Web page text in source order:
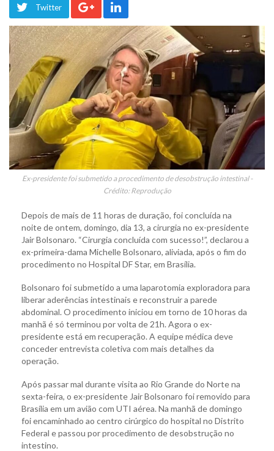
Twitter
Ex-presidente foi submetido a procedimento de desobstrução intestinal -
Crédito: Reprodução
Depois de mais de 11 horas de duração, foi concluída na
noite de ontem, domingo, dia 13, a cirurgia no ex-presidente
Jair Bolsonaro. “Cirurgia concluída com sucesso!”, declarou a
ex-primeira-dama Michelle Bolsonaro, aliviada, após o fim do
procedimento no Hospital DF Star, em Brasília.
Bolsonaro foi submetido a uma laparotomia exploradora para
liberar aderências intestinais e reconstruir a parede
abdominal. O procedimento iniciou em torno de 10 horas da
manhã é só terminou por volta de 21h. Agora o ex-
presidente está em recuperação. A equipe médica deve
conceder entrevista coletiva com mais detalhes da
operação.
Após passar mal durante visita ao Rio Grande do Norte na
sexta-feira, o ex-presidente Jair Bolsonaro foi removido para
Brasília em um avião com UTI aérea. Na manhã de domingo
foi encaminhado ao centro cirúrgico do hospital no Distrito
Federal e passou por procedimento de desobstrução no
intestino.